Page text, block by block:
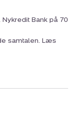
Bank på 70
samtalen. Læs